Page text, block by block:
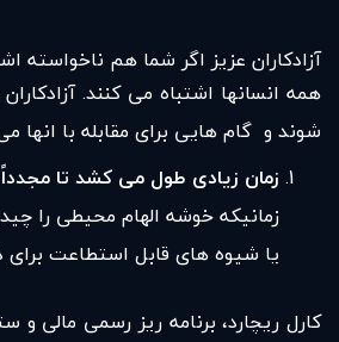
آزادکاران عزیز اگر شما هم ناخواسته
شوند و گام هایی برای مقابله با انها
زمان زیادی طول می کشد تا مجدداً
زمانیکه خوشه الهام محیطی را
یا شیوه های قابل استطاعت برای
کارل ریچارد، برنامه ریز رسمی